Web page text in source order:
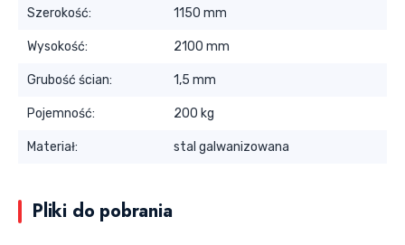
Szerokość: 1150 mm
Wysokość: 2100 mm
Grubość ścian: 1,5 mm
Pojemność: 200 kg
Materiał: stal galwanizowana
Pliki do pobrania